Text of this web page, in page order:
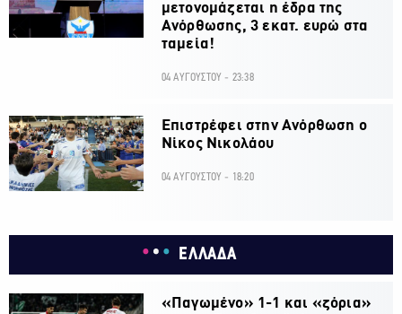
μετονομάζεται η έδρα της
Ανόρθωσης, 3 εκατ. ευρώ στα
ταμεία!
04 ΑΥΓΟΥΣΤΟΥ - 23:38
Επιστρέφει στην Ανόρθωση ο
Νίκος Νικολάου
04 ΑΥΓΟΥΣΤΟΥ - 18:20
ΕΛΛΑΔΑ
«Παγωμένο» 1-1 και «ζόρια»